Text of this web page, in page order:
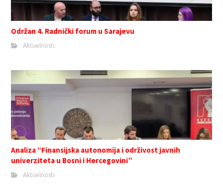
Održan 4. Radnički forum u Sarajevu
Aktuelnosti
Analiza “Finansijska autonomija i održivost javnih
univerziteta u Bosni i Hercegovini”
Aktuelnosti